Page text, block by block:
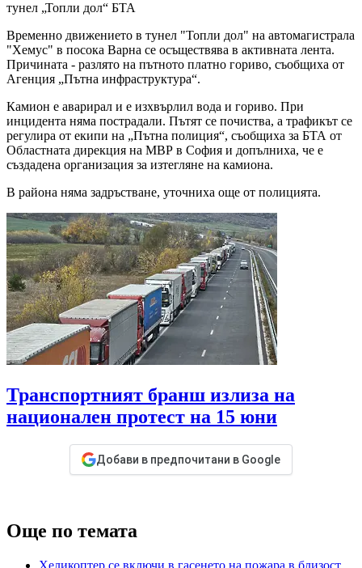
тунел „Топли дол“ БТА
Временно движението в тунел "Топли дол" на автомагистрала
"Хемус" в посока Варна се осъществява в активната лента.
Причината - разлято на пътното платно гориво, съобщиха от
Агенция „Пътна инфраструктура“.
Камион е аварирал и е изхвърлил вода и гориво. При
инцидента няма пострадали. Пътят се почиства, а трафикът се
регулира от екипи на „Пътна полиция“, съобщиха за БТА от
Областната дирекция на МВР в София и допълниха, че е
създадена организация за изтегляне на камиона.
В района няма задръстване, уточниха още от полицията.
Транспортният бранш излиза на
национален протест на 15 юни
Добави в предпочитани в Google
Още по темата
Хеликоптер се включи в гасенето на пожара в близост